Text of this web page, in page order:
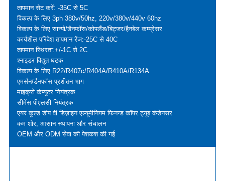
तापमान सेट करें: -35C से 5C
विकल्प के लिए 3ph 380v/50hz, 220v/380v/440v 60hz
विकल्प के लिए सान्यो/डैनफॉस/कोपलैंड/बिट्जर/हैनबेल कम्प्रेसर
कार्यशील परिवेश तापमान रेंज:-25C से 40C
तापमान स्थिरता:+/-1C से 2C
श्नाइडर विद्युत घटक
विकल्प के लिए R22/R407c/R404A/R410A/R134A
एमर्सन/डैनफॉस प्रशीतन भाग
माइक्रो कंप्यूटर नियंत्रक
सीमेंस पीएलसी नियंत्रक
एयर कूल्ड डीप वी डिज़ाइन एल्यूमीनियम फिनन्ड कॉपर ट्यूब कंडेनसर
कम शोर, आसान स्थापना और संचालन
OEM और ODM सेवा की पेशकश की गई